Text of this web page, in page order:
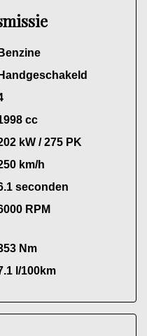
Benzine
Handgeschakeld
cc
kW / 275 PK
km/h
seconden
RPM
Nm
l/100km